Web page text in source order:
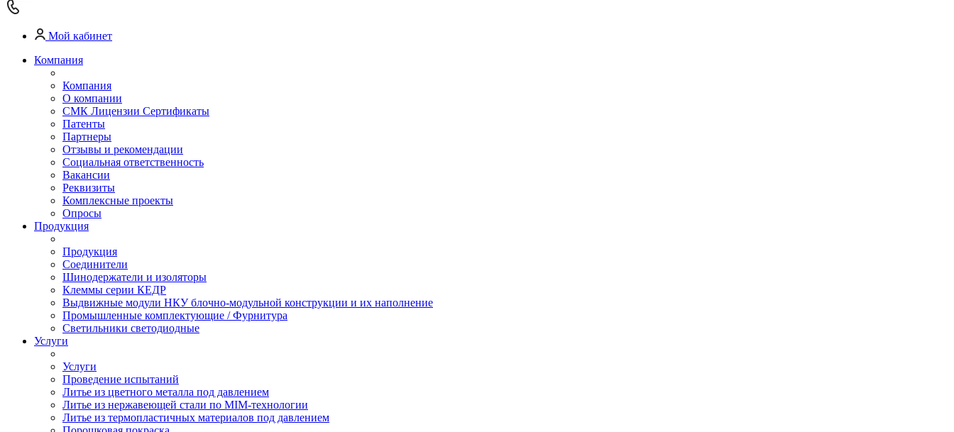
Мой кабинет
Компания
Компания
О компании
СМК Лицензии Сертификаты
Патенты
Партнеры
Отзывы и рекомендации
Социальная ответственность
Вакансии
Реквизиты
Комплексные проекты
Опросы
Продукция
Продукция
Соединители
Шинодержатели и изоляторы
Клеммы серии КЕДР
Выдвижные модули НКУ блочно-модульной конструкции и их наполнение
Промышленные комплектующие / Фурнитура
Светильники светодиодные
Услуги
Услуги
Проведение испытаний
Литье из цветного металла под давлением
Литье из нержавеющей стали по MIM-технологии
Литье из термопластичных материалов под давлением